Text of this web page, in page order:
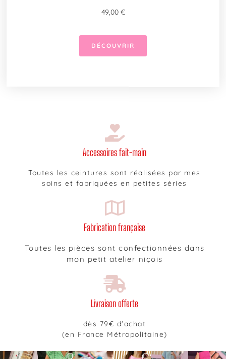
49,00 €
DÉCOUVRIR
Accessoires fait-main
Toutes les ceintures sont réalisées par mes
soins et fabriquées en petites séries
Fabrication française
Toutes les pièces sont confectionnées dans
mon petit atelier niçois
Livraison offerte
dès 79€ d'achat
(en France Métropolitaine)